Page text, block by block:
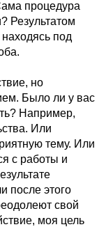
процедура
Результатом
под
но
Было ли у вас
Например,
Или
тему. Или
с работы и
после этого
свой
моя цель